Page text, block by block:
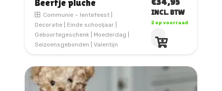
Beertje pluche
Communie – lentefeest|
Decoratie
Einde schooljaar
Geboortegeschenk
Moederdag
Seizoensgebonden
Valentijn
INCL. BTW
2 op voorraad